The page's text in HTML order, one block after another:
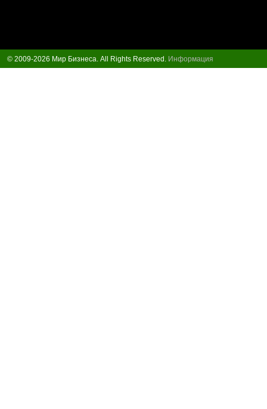
© 2009-2026 Мир Бизнеса. All Rights Reserved. Информация